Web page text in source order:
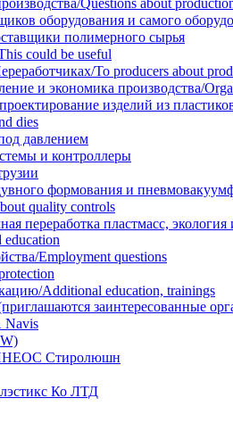
оборудования и самого
полимерного сырья
could be useful
To producers about
и экономика производства/
изделий из
dies
давлением
и контроллеры
формования и
quality controls
переработка пластмасс,
education
Employment questions
Additional education, trainings
заинтересованные
Стиролюшн
Ко ЛТД